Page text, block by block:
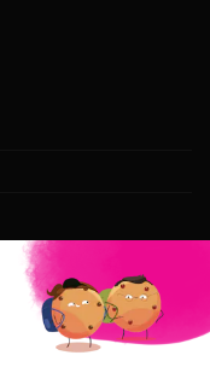
Bewertungen,